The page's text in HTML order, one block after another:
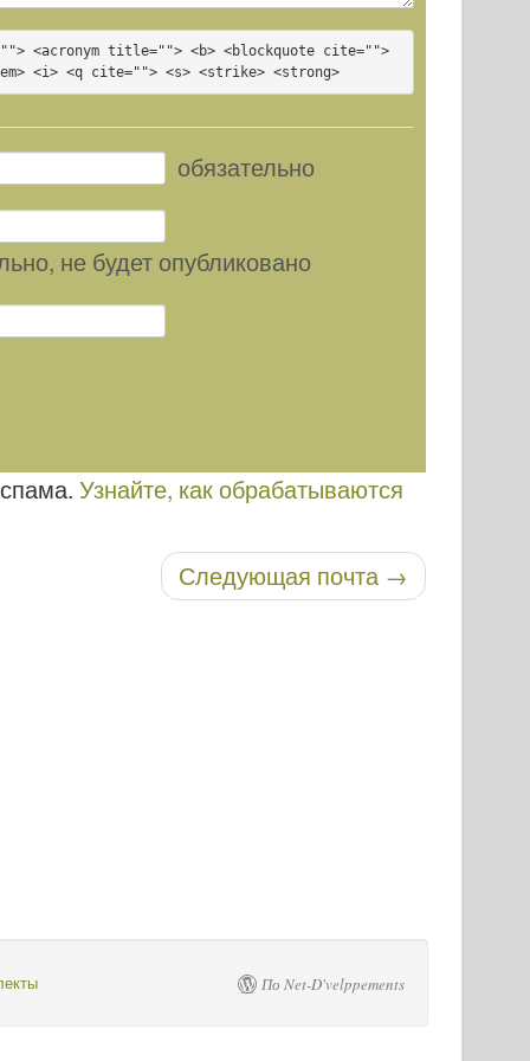
<acronym title=""> <b> <blockquote cite="">
<i> <q cite=""> <s> <strike> <strong>
обязательно
, не будет опубликовано
Узнайте, как обрабатываются
Следующая почта →
По Net-D'velppements